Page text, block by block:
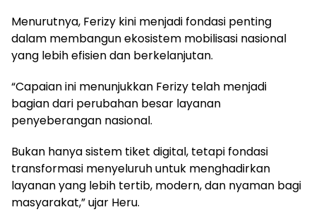
Menurutnya, Ferizy kini menjadi fondasi penting
dalam membangun ekosistem mobilisasi nasional
yang lebih efisien dan berkelanjutan.
“Capaian ini menunjukkan Ferizy telah menjadi
bagian dari perubahan besar layanan
penyeberangan nasional.
Bukan hanya sistem tiket digital, tetapi fondasi
transformasi menyeluruh untuk menghadirkan
layanan yang lebih tertib, modern, dan nyaman bagi
masyarakat,” ujar Heru.